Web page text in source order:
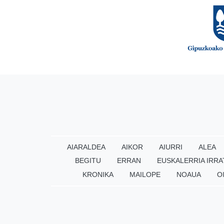
AIARALDEA AIKOR AIURRI ALEA
BEGITU
ERRAN EUSKALERRIA
KRONIKA
MAILOPE NOAUA